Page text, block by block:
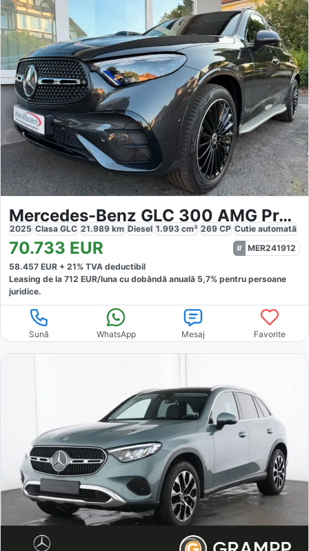
Mercedes-Benz GLC 300 AMG PremiumPlus Night
2025 Clasa GLC 21.989 km Diesel 1.993 cm³ 269 CP Cutie automată
70.733 EUR
MER241912
58.457 EUR + 21% TVA deductibil
Leasing de la 712 EUR/luna cu dobăndă anuală 5,7% pentru persoane
juridice.
Sună WhatsApp Mesaj Favorite